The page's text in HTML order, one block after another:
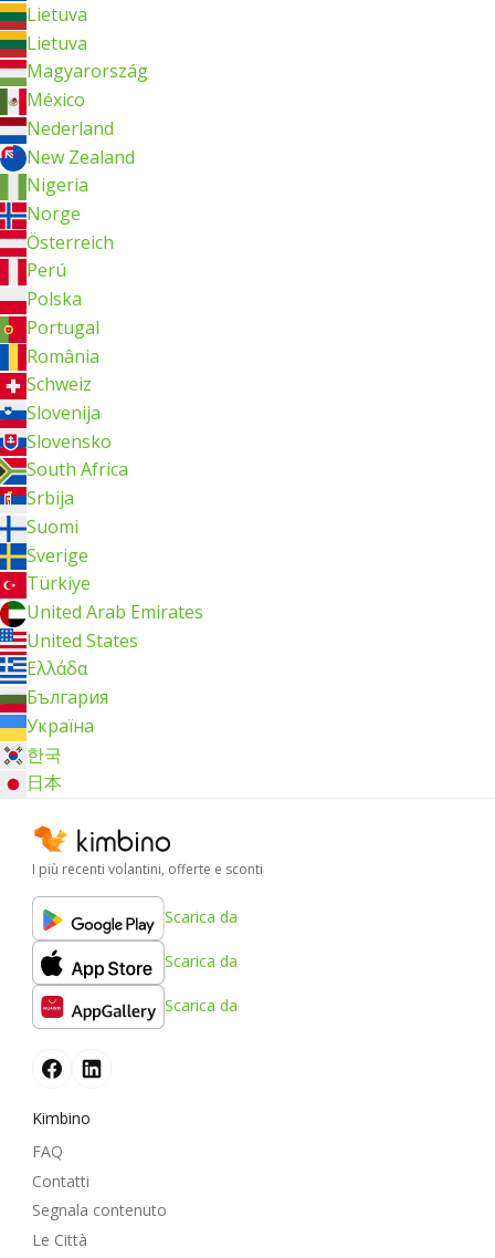
Lietuva
Lietuva
Magyarország
México
Nederland
New Zealand
Nigeria
Norge
Österreich
Perú
Polska
Portugal
România
Schweiz
Slovenija
Slovensko
South Africa
Srbija
Suomi
Sverige
Türkiye
United Arab Emirates
United States
Ελλάδα
България
Україна
한국
日本
I più recenti volantini, offerte e sconti
Scarica da
Scarica da
Scarica da
Kimbino
FAQ
Contatti
Segnala contenuto
Le Città